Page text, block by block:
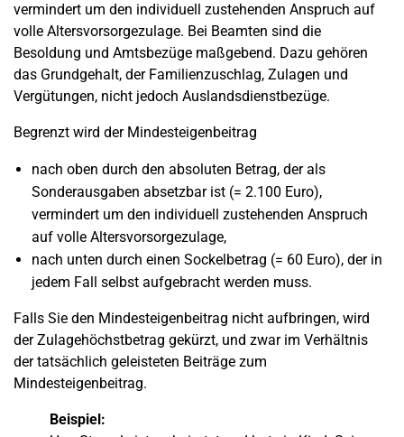
vermindert um den individuell zustehenden Anspruch auf
volle Altersvorsorgezulage. Bei Beamten sind die
Besoldung und Amtsbezüge maßgebend. Dazu gehören
das Grundgehalt, der Familienzuschlag, Zulagen und
Vergütungen, nicht jedoch Auslandsdienstbezüge.
Begrenzt wird der Mindesteigenbeitrag
nach oben durch den absoluten Betrag, der als
Sonderausgaben absetzbar ist (= 2.100 Euro),
vermindert um den individuell zustehenden Anspruch
auf volle Altersvorsorgezulage,
nach unten durch einen Sockelbetrag (= 60 Euro), der in
jedem Fall selbst aufgebracht werden muss.
Falls Sie den Mindesteigenbeitrag nicht aufbringen, wird
der Zulagehöchstbetrag gekürzt, und zwar im Verhältnis
der tatsächlich geleisteten Beiträge zum
Mindesteigenbeitrag.
Beispiel: